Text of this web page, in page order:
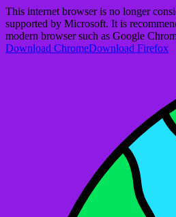
This internet browser is no longer
supported by Microsoft. It is
modern browser such as Google
Download ChromeDownload Firefox